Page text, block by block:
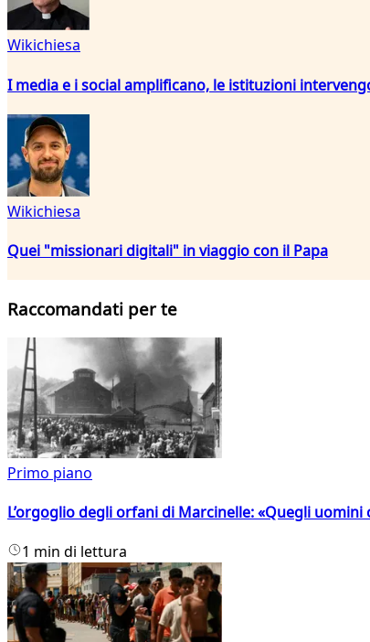
Wikichiesa
I media e i social amplificano, le istituzioni
Wikichiesa
Quei "missionari digitali" in viaggio con il Papa
Raccomandati per te
Primo piano
L’orgoglio degli orfani di Marcinelle: «Quegli uomini
1 min di lettura